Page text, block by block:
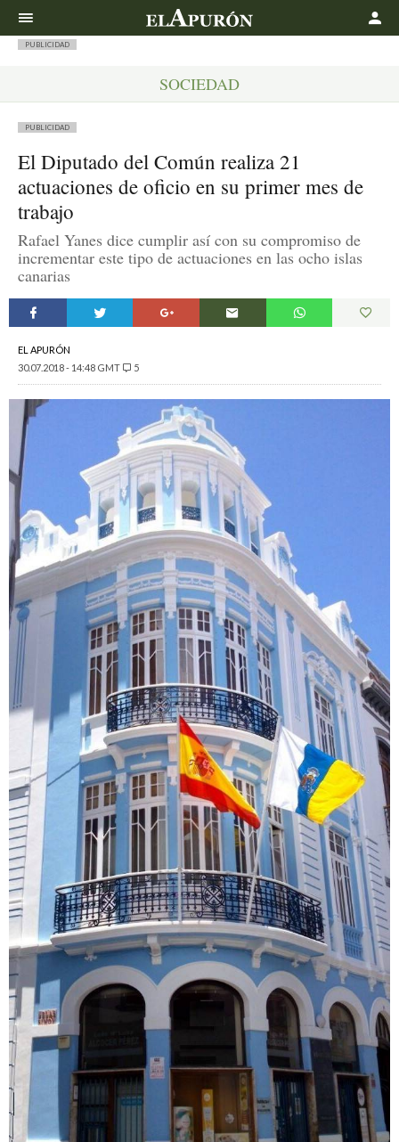
PUBLICIDAD
SOCIEDAD
PUBLICIDAD
El Diputado del Común realiza 21
actuaciones de oficio en su primer mes de
trabajo
Rafael Yanes dice cumplir así con su compromiso de
incrementar este tipo de actuaciones en las ocho islas
canarias
EL APURÓN
30.07.2018 - 14:48 GMT
5